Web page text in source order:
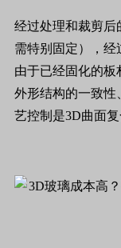
经过处理和裁剪后
需特别固定），经
由于已经固化的板
外形结构的一致性
艺控制是3D曲面